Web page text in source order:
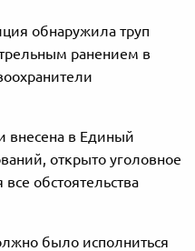
обнаружила труп
ранением в
внесена в Единый
открыто уголовное
обстоятельства
было исполниться